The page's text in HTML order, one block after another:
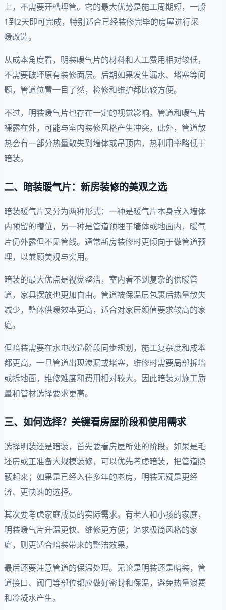
上，不需要开槽埋管。它的最大优势是施工周期短，一般
1到2天即可完成，特别适合已经装修完毕的房屋进行采
暖改造。
从成本角度看，明装暖气片的材料和人工费用相对较低，
不需要破坏原有装修面层。后期如果发生漏水、堵塞等问
题，管道位置一目了然，检修和维护都比较方便。
不过，明装暖气片也存在一定的视觉影响。管道和暖气片
裸露在外，可能与室内装修风格产生冲突。此外，管道散
热会有一部分热量散失到墙体或吊顶内，热利用率略低于
暗装。
二、暗装暖气片：新房装修的美观之选
暗装暖气片又分为两种形式：一种是暖气片本身嵌入墙体
内预留的槽位，另一种是管道预埋于墙体或地面内，暖气
片仍外露但不见管线。通常新房装修时更倾向于做管道预
埋，以兼顾美观与实用。
暗装的最大优点是视觉整洁，室内看不到复杂的供暖管
道，家具摆放也更加自由。管道被保温层包裹后热量散失
减少，整体供暖效率更高，适合对家居颜值要求较高的家
庭。
但暗装需要在水电改造阶段同步规划，施工复杂度和成本
都更高。一旦管道出现渗漏或堵塞，维修时需要局部拆墙
或拆地面，维修难度和费用相对较大。因此暗装对施工质
量和管材选择要求更高。
三、如何选择？关键看房屋阶段和使用需求
选择明装还是暗装，首先要看房屋所处的阶段。如果是毛
坯房或正准备大规模装修，可以优先考虑暗装，把管道隐
蔽起来；如果是已经入住多年的老房，明装无疑是更经
济、更快速的选择。
其次要考虑家庭成员的实际需求。有老人和小孩的家庭，
明装暖气片升温更快、维修更方便；追求极简风格的家
庭，则更适合暗装带来的整洁效果。
最后还要注意管道的保温处理。无论是明装还是暗装，管
道接口、阀门等部位都应做好密封和保温，避免热量浪费
和冷凝水产生。